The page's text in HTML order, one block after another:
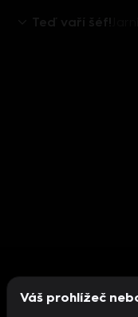
Teď vaří šéf!
Váš prohlížeč